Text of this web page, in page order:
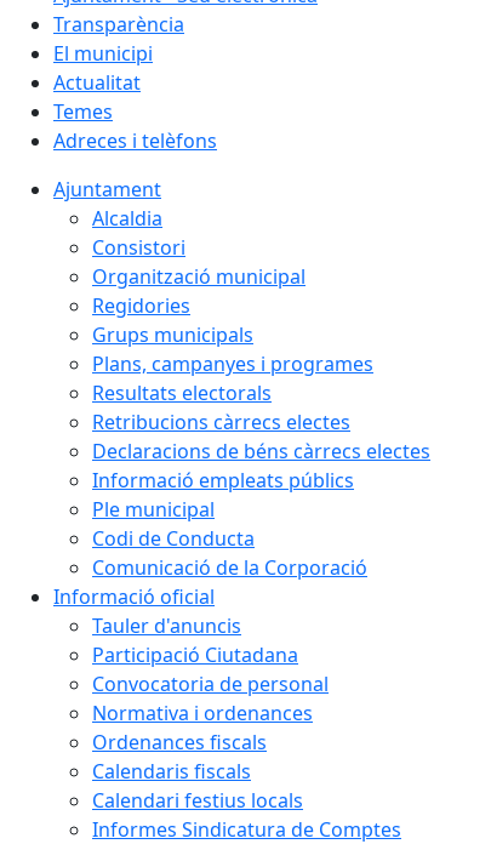
Transparència
El municipi
Actualitat
Temes
Adreces i telèfons
Ajuntament
Alcaldia
Consistori
Organització municipal
Regidories
Grups municipals
Plans, campanyes i programes
Resultats electorals
Retribucions càrrecs electes
Declaracions de béns càrrecs electes
Informació empleats públics
Ple municipal
Codi de Conducta
Comunicació de la Corporació
Informació oficial
Tauler d'anuncis
Participació Ciutadana
Convocatoria de personal
Normativa i ordenances
Ordenances fiscals
Calendaris fiscals
Calendari festius locals
Informes Sindicatura de Comptes